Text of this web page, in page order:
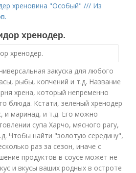
хреновина "Особый" /// Из
хренодер.
закуска для любого
рыбы, копчений и т.д. Название
хрена, который непременно
блюда. Кстати, зеленый хренодер
и маринад, и т.д. Его можно
супа Харчо, мясного рагу,
Чтобы найти "золотую середину",
раз за сезон, иначе с
продуктов в соусе может не
и вкусы ваших родных в остроте